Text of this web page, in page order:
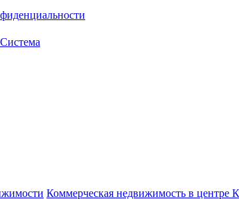
Коммерческая недвижимость в центре